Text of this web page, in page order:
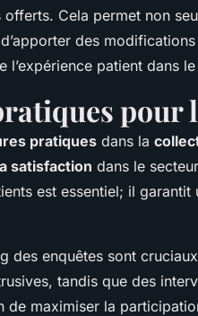
Cela permet non
des
l’expérience patient dans
pour
pratiques dans la
satisfaction dans le
est essentiel; il
des enquêtes sont
tandis que des
de maximiser la